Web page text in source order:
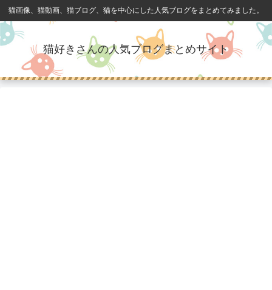
猫画像、猫動画、猫ブログ、猫を中心にした人気ブログをまとめてみました。
猫好きさんの人気ブログまとめサイト